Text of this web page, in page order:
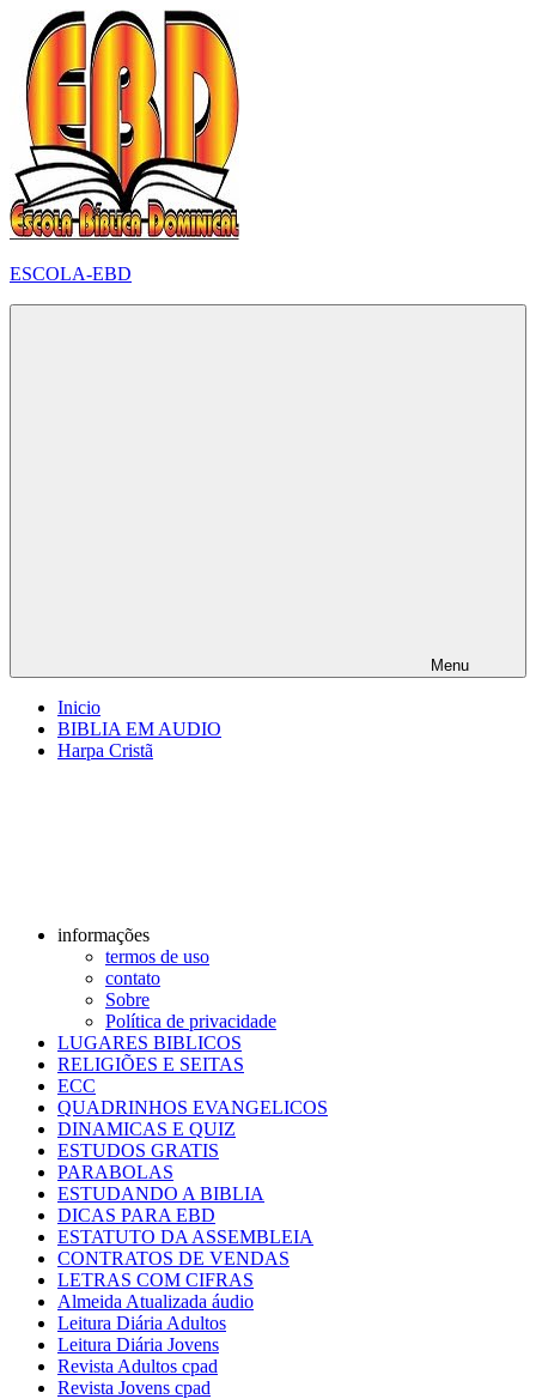
para
conteúdo
ESCOLA-EBD
Menu
Inicio
BIBLIA EM AUDIO
Harpa Cristã
informações
termos de uso
contato
Sobre
Política de privacidade
LUGARES BIBLICOS
RELIGIÕES E SEITAS
ECC
QUADRINHOS EVANGELICOS
DINAMICAS E QUIZ
ESTUDOS GRATIS
PARABOLAS
ESTUDANDO A BIBLIA
DICAS PARA EBD
ESTATUTO DA ASSEMBLEIA
CONTRATOS DE VENDAS
LETRAS COM CIFRAS
Almeida Atualizada áudio
Leitura Diária Adultos
Leitura Diária Jovens
Revista Adultos cpad
Revista Jovens cpad